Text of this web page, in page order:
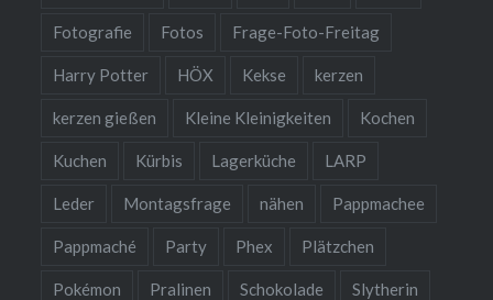
Fotografie Fotos Frage-Foto-Freitag
Harry Potter HÖX Kekse kerzen
kerzen gießen Kleine Kleinigkeiten Kochen
Kuchen Kürbis Lagerküche LARP
Leder Montagsfrage nähen Pappmachee
Pappmaché Party Phex Plätzchen
Pokémon Pralinen Schokolade Slytherin